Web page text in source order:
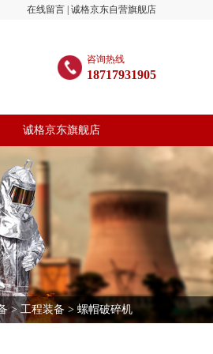
在线留言 诚格京东自营旗舰店
咨询热线
18717931905
诚格京东旗舰店
>工程装备> 螺帽破碎机